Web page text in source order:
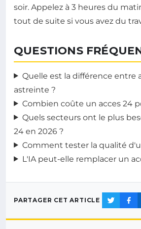
soir. Appelez à 3 heures du
tout de suite si vous avez du
QUESTIONS
Quelle est la différence entre
astreinte ?
Combien coûte un acces 24
Quels secteurs ont le plus
24 en 2026 ?
Comment tester la qualité
L'IA peut-elle remplacer un
PARTAGER CET ARTICLE